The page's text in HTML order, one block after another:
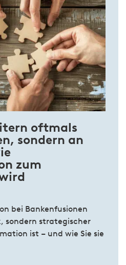
oftmals
sondern an
zum
bei Bankenfusionen
sondern strategischer
ist – und wie Sie sie